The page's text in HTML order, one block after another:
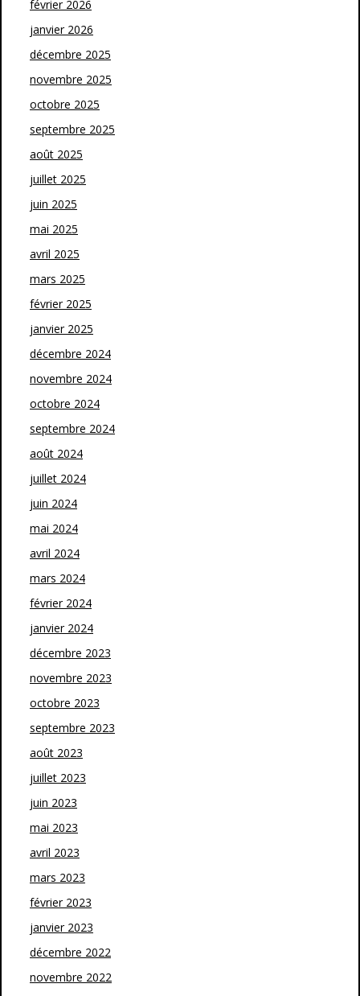
février 2026
janvier 2026
décembre 2025
novembre 2025
octobre 2025
septembre 2025
août 2025
juillet 2025
juin 2025
mai 2025
avril 2025
mars 2025
février 2025
janvier 2025
décembre 2024
novembre 2024
octobre 2024
septembre 2024
août 2024
juillet 2024
juin 2024
mai 2024
avril 2024
mars 2024
février 2024
janvier 2024
décembre 2023
novembre 2023
octobre 2023
septembre 2023
août 2023
juillet 2023
juin 2023
mai 2023
avril 2023
mars 2023
février 2023
janvier 2023
décembre 2022
novembre 2022